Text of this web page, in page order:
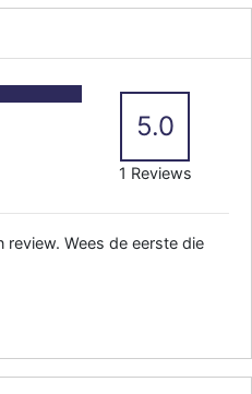
5.0
1 Reviews
Wees de eerste die